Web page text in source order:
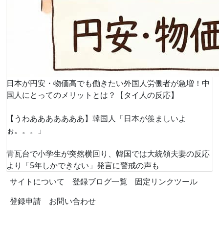
日本が円安・物価高でも働きたい外国人労働者が急増！中
国人にとってのメリットとは？【タイ人の反応】
【うわあああああああ】韓国人「日本が羨ましいよ
ぉ。。。」
青瓦台で小学生が突然横回り、韓国では大統領夫妻の反応
より「5年しかできない」発言に警戒の声も
サイトについて
登録ブログ一覧
固定リンクツール
登録申請
お問い合わせ